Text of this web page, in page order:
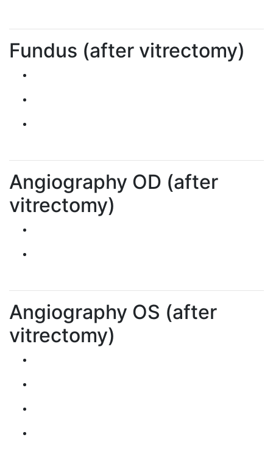
Fundus (after vitrectomy)
Angiography OD (after
vitrectomy)
Angiography OS (after
vitrectomy)